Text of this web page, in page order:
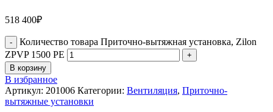
518 400₽
Количество товара Приточно-вытяжная установка, Zilon
ZPVP 1500 PE
В корзину
В избранное
Артикул: 201006 Категории: Вентиляция, Приточно-
вытяжные установки